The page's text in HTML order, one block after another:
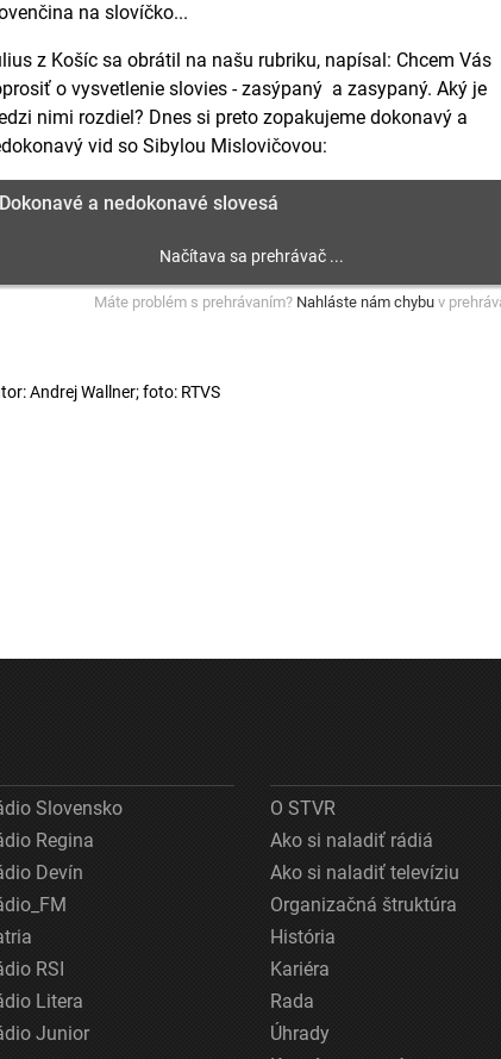
na slovíčko...
z Košíc sa obrátil na našu rubriku, napísal: Chcem Vás
o vysvetlenie slovies - zasýpaný a zasypaný. Aký je
nimi rozdiel? Dnes si preto zopakujeme dokonavý a
vid so Sibylou Mislovičovou:
Dokonavé a nedokonavé slovesá
Máte problém s prehrávaním? Nahláste nám chybu v
Andrej Wallner; foto: RTVS
Slovensko
Regina
Devín
RSI
Litera
Junior
O STVR
Ako si naladiť rádiá
Ako si naladiť televíziu
Organizačná štruktúra
História
Kariéra
Rada
Úhrady